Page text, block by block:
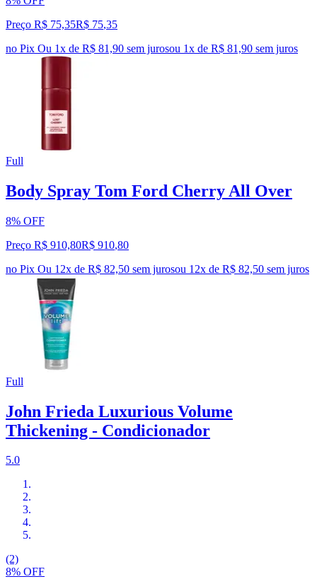
Preço R$ 75,35R$ 75,35
no Pix Ou 1x de R$ 81,90 sem jurosou 1x de R$ 81,90 sem juros
Full
Body Spray Tom Ford Cherry All Over
8% OFF
Preço R$ 910,80R$ 910,80
no Pix Ou 12x de R$ 82,50 sem jurosou 12x de R$ 82,50 sem juros
Full
John Frieda Luxurious Volume
Thickening - Condicionador
5.0
(2)
8% OFF